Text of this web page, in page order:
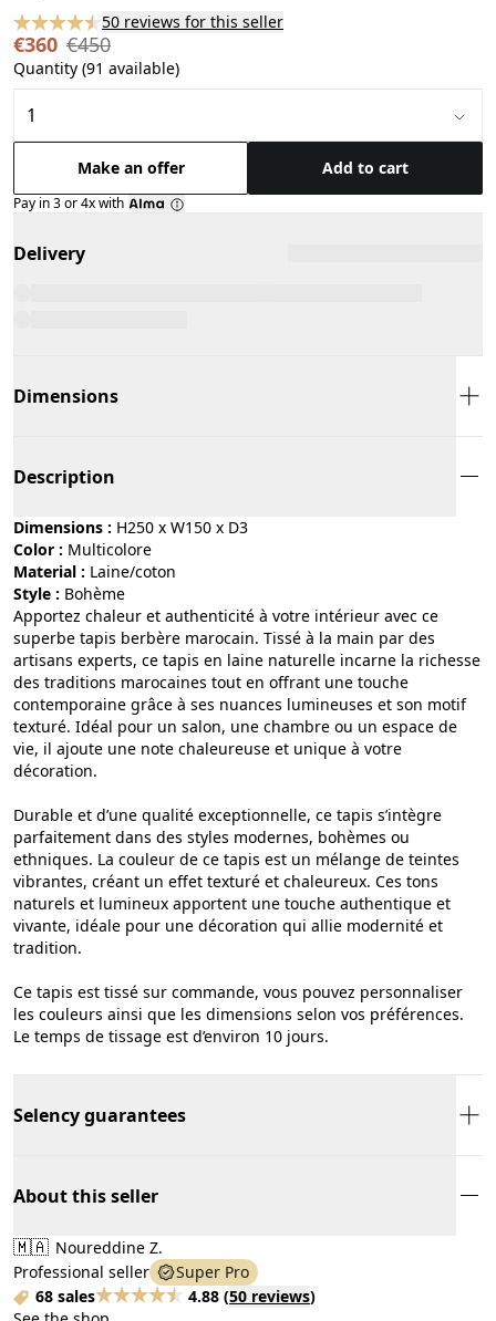
50 reviews for this seller
€360 €450
Quantity (91 available)
Make an offer Add to cart
Pay in 3 or 4x with
Delivery
Dimensions
Description
Dimensions : H250 x W150 x D3
Color :
multicolore
Material :
laine/coton
Style :
bohème
Apportez chaleur et authenticité à votre intérieur avec ce
superbe tapis berbère marocain. Tissé à la main par des
artisans experts, ce tapis en laine naturelle incarne la richesse
des traditions marocaines tout en offrant une touche
contemporaine grâce à ses nuances lumineuses et son motif
texturé. Idéal pour un salon, une chambre ou un espace de
vie, il ajoute une note chaleureuse et unique à votre
décoration.
Durable et d’une qualité exceptionnelle, ce tapis s’intègre
parfaitement dans des styles modernes, bohèmes ou
ethniques. La couleur de ce tapis est un mélange de teintes
vibrantes, créant un effet texturé et chaleureux. Ces tons
naturels et lumineux apportent une touche authentique et
vivante, idéale pour une décoration qui allie modernité et
tradition.
Ce tapis est tissé sur commande, vous pouvez personnaliser
les couleurs ainsi que les dimensions selon vos préférences.
Le temps de tissage est d’environ 10 jours.
Selency guarantees
About this seller
🇲🇦 Noureddine Z.
Professional seller
Super Pro
68 sales
4.88 (50 reviews)